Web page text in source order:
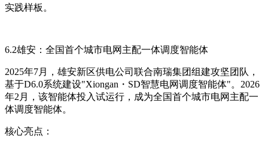
实践样板。
6.2雄安：全国首个城市电网主配一体调度智能体
2025年7月，雄安新区供电公司联合南瑞集团组建攻坚团队，
基于D6.0系统建设"Xiongan・SD智慧电网调度智能体"。2026
年2月，该智能体投入试运行，成为全国首个城市电网主配一
体调度智能体。
核心亮点：